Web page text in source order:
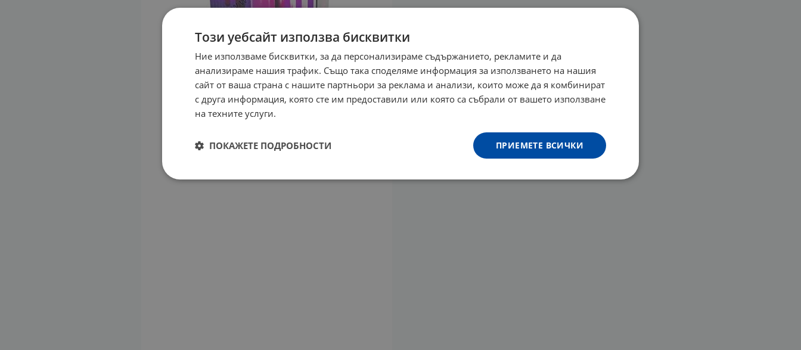
Този уебсайт използва бисквитки
Ние използваме бисквитки, за да персонализираме съдържанието, рекламите и да
анализираме нашия трафик. Също така споделяме информация за използването на нашия
сайт от ваша страна с нашите партньори за реклама и анализи, които може да я комбинират
с друга информация, която сте им предоставили или която са събрали от вашето използване
на техните услуги.
ПРИЕМЕТЕ ВСИЧКИ
ПОКАЖЕТЕ ПОДРОБНОСТИ